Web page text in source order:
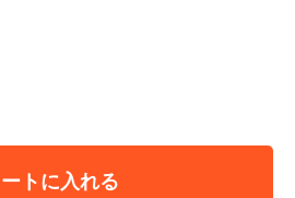
トに入れる